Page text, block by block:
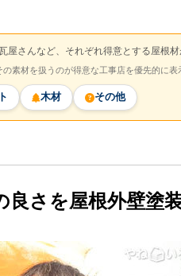
屋さんなど、それぞれ得意とする屋根材
素材を扱うのが得意な工事店を優先的に表
木材 その他
良さを屋根外壁塗